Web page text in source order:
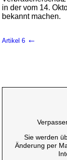
wird in 7 Vorschriften
in der vom 14.
bekannt machen.
Artikel 6 ←
Sie werden
Änderung per